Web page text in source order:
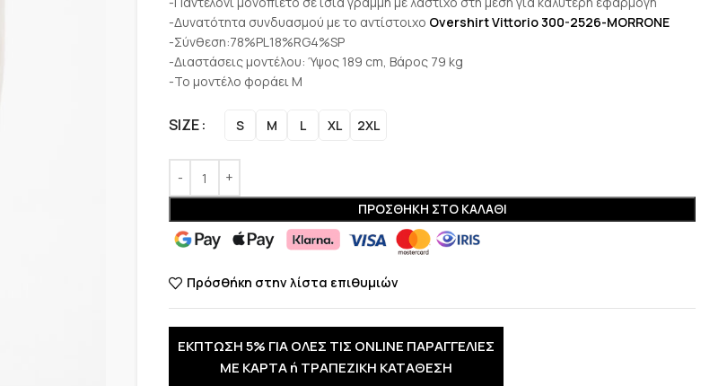
-Δυνατότητα συνδυασμού με το αντίστοιχο Overshirt Vittorio 300-2526-MORRONE
-Σύνθεση:78%PL18%RG4%SP
-Διαστάσεις μοντέλου: Ύψος 189 cm, Βάρος 79 kg
-Το μοντέλο φοράει M
SIZE S M L XL 2XL
ΠΡΟΣΘΉΚΗ ΣΤΟ ΚΑΛΆΘΙ
Πρόσθήκη στην λίστα επιθυμιών
ΕΚΠΤΩΣΗ 5% ΓΙΑ ΟΛΕΣ ΤΙΣ ONLINE ΠΑΡΑΓΓΕΛΙΕΣ
ΜΕ ΚΑΡΤΑ ή ΤΡΑΠΕΖΙΚΗ ΚΑΤΑΘΕΣΗ